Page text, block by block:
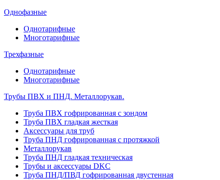
Однофазные
Однотарифные
Многотарифные
Трехфазные
Однотарифные
Многотарифные
Трубы ПВХ и ПНД. Металлорукав.
Труба ПВХ гофрированная с зондом
Труба ПВХ гладкая жесткая
Аксессуары для труб
Труба ПНД гофрированная с протяжкой
Металлорукав
Труба ПНД гладкая техническая
Трубы и аксессуары DKC
Труба ПНД/ПВД гофрированная двустенная